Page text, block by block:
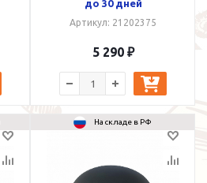
до 30 дней
Артикул: 21202375
5 290 ₽
На складе в РФ